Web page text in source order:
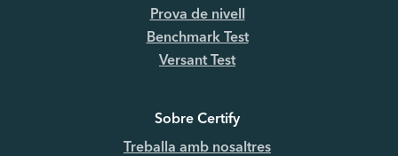
Prova de nivell
Benchmark Test
Versant Test
Sobre Certify
Treballa amb nosaltres